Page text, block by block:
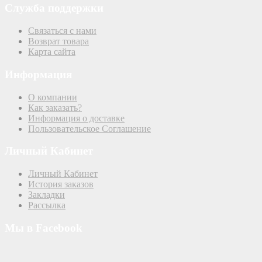
Связаться с нами
Возврат товара
Карта сайта
О компании
Как заказать?
Информация о доставке
Пользовательское Соглашение
Личный Кабинет
История заказов
Закладки
Рассылка